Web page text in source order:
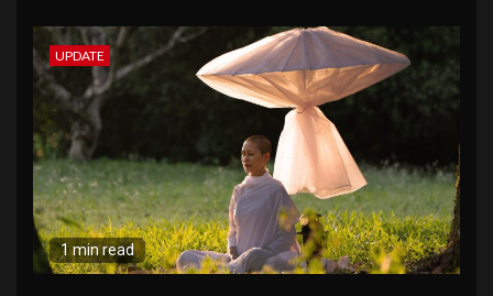
UPDATE
1 min read